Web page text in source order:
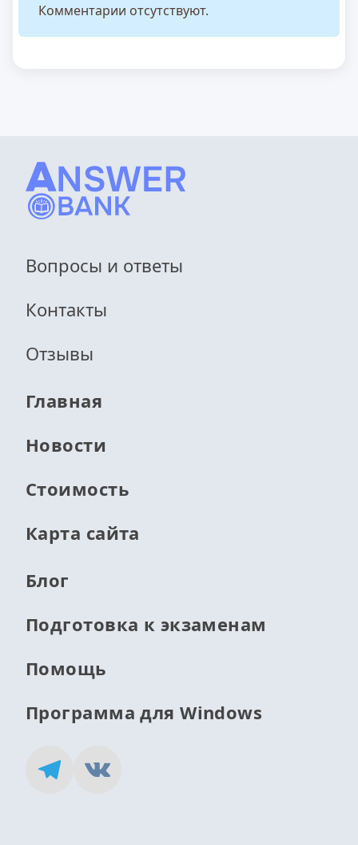
Комментарии отсутствуют.
Вопросы и ответы
Контакты
Отзывы
Главная
Новости
Стоимость
Карта сайта
Блог
Подготовка к экзаменам
Помощь
Программа для Windows